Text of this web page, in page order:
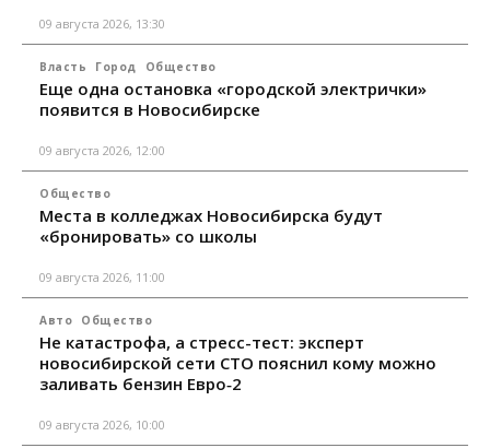
09 августа 2026, 13:30
Власть Город Общество
Еще одна остановка «городской электрички»
появится в Новосибирске
09 августа 2026, 12:00
Общество
Места в колледжах Новосибирска будут
«бронировать» со школы
09 августа 2026, 11:00
Авто Общество
Не катастрофа, а стресс-тест: эксперт
новосибирской сети СТО пояснил кому можно
заливать бензин Евро‑2
09 августа 2026, 10:00